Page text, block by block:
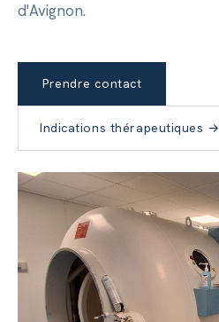
d'Avignon.
Prendre contact
Indications thérapeutiques →